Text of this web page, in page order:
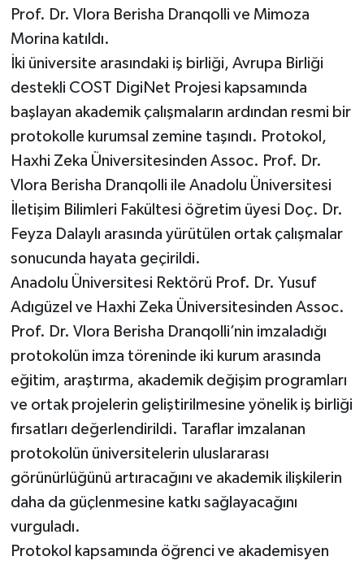
Prof. Dr. Vlora Berisha Dranqolli ve Mimoza
Morina katıldı.
İki üniversite arasındaki iş birliği, Avrupa Birliği
destekli COST DigiNet Projesi kapsamında
başlayan akademik çalışmaların ardından resmi bir
protokolle kurumsal zemine taşındı. Protokol,
Haxhi Zeka Üniversitesinden Assoc. Prof. Dr.
Vlora Berisha Dranqolli ile Anadolu Üniversitesi
İletişim Bilimleri Fakültesi öğretim üyesi Doç. Dr.
Feyza Dalaylı arasında yürütülen ortak çalışmalar
sonucunda hayata geçirildi.
Anadolu Üniversitesi Rektörü Prof. Dr. Yusuf
Adıgüzel ve Haxhi Zeka Üniversitesinden Assoc.
Prof. Dr. Vlora Berisha Dranqolli’nin imzaladığı
protokolün imza töreninde iki kurum arasında
eğitim, araştırma, akademik değişim programları
ve ortak projelerin geliştirilmesine yönelik iş birliği
fırsatları değerlendirildi. Taraflar imzalanan
protokolün üniversitelerin uluslararası
görünürlüğünü artıracağını ve akademik ilişkilerin
daha da güçlenmesine katkı sağlayacağını
vurguladı.
Protokol kapsamında öğrenci ve akademisyen